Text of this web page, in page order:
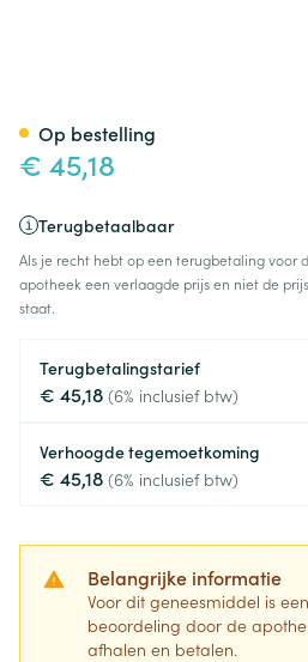
€ 45,18
Terugbetaalbaar
Als je recht hebt op een terugbetaling voor
apotheek een verlaagde prijs en niet de
staat.
Terugbetalingstarief
€ 45,18 (6% inclusief btw)
Verhoogde tegemoetkoming
€ 45,18 (6% inclusief btw)
Belangrijke informatie
Voor dit geneesmiddel is
beoordeling door de
afhalen en betalen.
Op bestelling